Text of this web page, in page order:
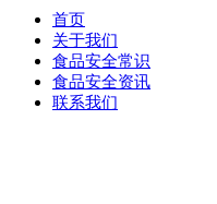
首页
关于我们
食品安全常识
食品安全资讯
联系我们